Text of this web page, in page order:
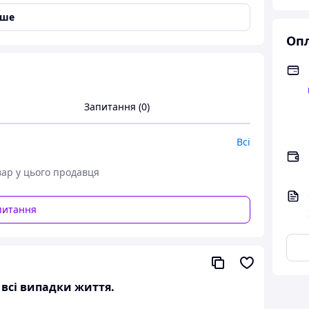
Запитання (0)
Всі
у цього продавця
випадки життя.